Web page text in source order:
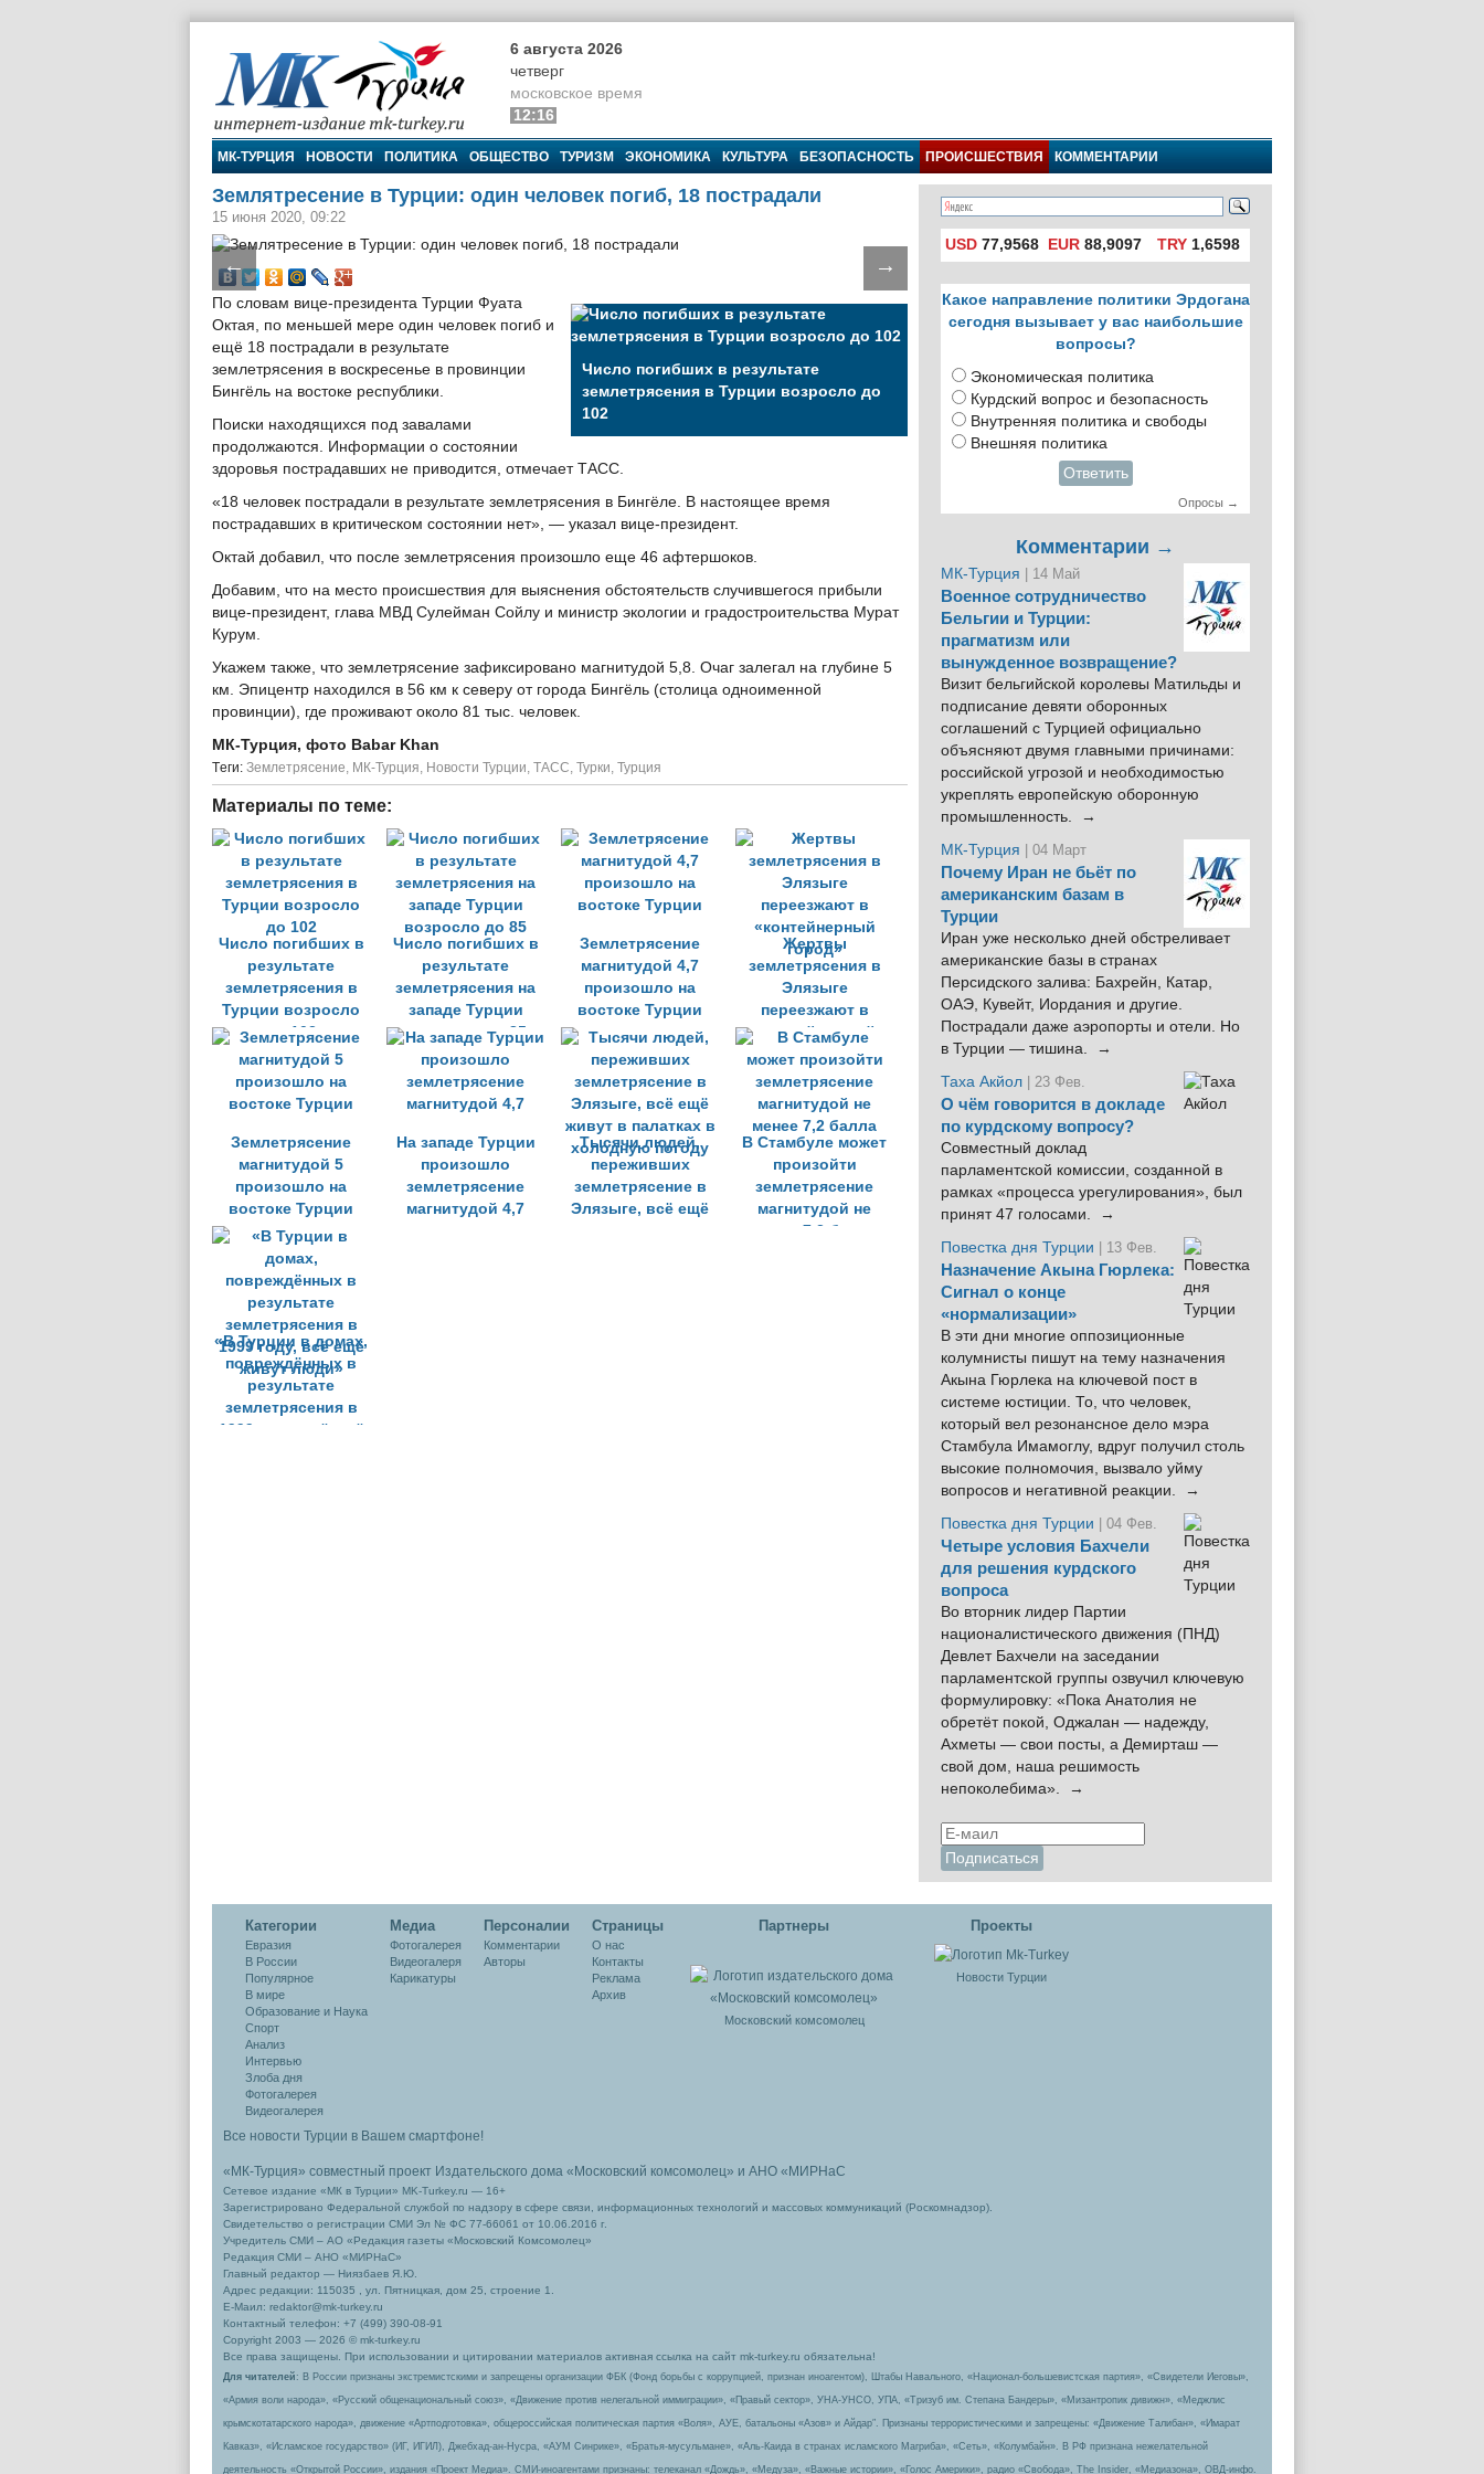
МК-Турция
6 августа 2026
четверг
московское время
12:16
МК-ТУРЦИЯ НОВОСТИ ПОЛИТИКА ОБЩЕСТВО ТУРИЗМ ЭКОНОМИКА КУЛЬТУРА БЕЗОПАСНОСТЬ ПРОИСШЕСТВИЯ КОММЕНТАРИИ
Землятресение в Турции: один человек погиб, 18 пострадали
15 июня 2020, 09:22
← →
Число погибших в результате
землетрясения в Турции возросло до
102
По словам вице-президента Турции Фуата
Октая, по меньшей мере один человек погиб и
ещё 18 пострадали в результате
землетрясения в воскресенье в провинции
Бингёль на востоке республики.
Поиски находящихся под завалами
продолжаются. Информации о состоянии
здоровья пострадавших не приводится, отмечает ТАСС.
«18 человек пострадали в результате землетрясения в Бингёле. В настоящее время
пострадавших в критическом состоянии нет», — указал вице-президент.
Октай добавил, что после землетрясения произошло еще 46 афтершоков.
Добавим, что на место происшествия для выяснения обстоятельств случившегося прибыли
вице-президент, глава МВД Сулейман Сойлу и министр экологии и градостроительства Мурат
Курум.
Укажем также, что землетрясение зафиксировано магнитудой 5,8. Очаг залегал на глубине 5
км. Эпицентр находился в 56 км к северу от города Бингёль (столица одноименной
провинции), где проживают около 81 тыс. человек.
МК-Турция, фото Babar Khan
Tеги: Землетрясение, МК-Турция, Новости Турции, ТАСС, Турки, Турция
Материалы по теме:
Число погибших в
результате
землетрясения в
Турции возросло
до 102
Число погибших в
результате
землетрясения на
западе Турции
возросло до 85
Землетрясение
магнитудой 4,7
произошло на
востоке Турции
Жертвы
землетрясения в
Элязыге
переезжают в
«контейнерный
город»
Землетрясение
магнитудой 5
произошло на
востоке Турции
На западе Турции
произошло
землетрясение
магнитудой 4,7
Тысячи людей,
переживших
землетрясение в
Элязыге, всё ещё
В Стамбуле может
произойти
землетрясение
магнитудой не
менее 7,2 балла
«В Турции в домах,
повреждённых в
результате
землетрясения в
1999 году, всё ещё
USD 77,9568 EUR 88,9097 TRY1,6598
Какое направление политики Эрдогана
сегодня вызывает у вас наибольшие
вопросы?
Экономическая политика
Курдский вопрос и безопасность
Внутренняя политика и свободы
Внешняя политика
Ответить
Опросы →
Комментарии →
МК-Турция | 14 Май
Военное сотрудничество
Бельгии и Турции:
прагматизм или
вынужденное возвращение?
Визит бельгийской королевы Матильды и
подписание девяти оборонных
соглашений с Турцией официально
объясняют двумя главными причинами:
российской угрозой и необходимостью
укреплять европейскую оборонную
промышленность. →
МК-Турция
| 04 Март
Почему Иран не бьёт по
американским базам в
Турции
Иран уже несколько дней обстреливает
американские базы в странах
Персидского залива: Бахрейн, Катар,
ОАЭ, Кувейт, Иордания и другие.
Пострадали даже аэропорты и отели. Но
в Турции — тишина. →
Таха Акйол | 23 Фев.
О чём говорится в докладе
по курдскому вопросу?
Совместный доклад
парламентской комиссии, созданной в
рамках «процесса урегулирования», был
принят 47 голосами. →
Повестка дня Турции
| 13 Фев.
Назначение Акына Гюрлека:
Сигнал о конце
«нормализации»
В эти дни многие оппозиционные
колумнисты пишут на тему назначения
Акына Гюрлека на ключевой пост в
системе юстиции. То, что человек,
который вел резонансное дело мэра
Стамбула Имамоглу, вдруг получил столь
высокие полномочия, вызвало уйму
вопросов и негативной реакции. →
Повестка дня Турции
| 04 Фев.
Четыре условия Бахчели
для решения курдского
вопроса
Во вторник лидер Партии
националистического движения (ПНД)
Девлет Бахчели на заседании
парламентской группы озвучил ключевую
формулировку: «Пока Анатолия не
обретёт покой, Оджалан — надежду,
Ахметы — свои посты, а Демирташ —
свой дом, наша решимость
непоколебима». →
Категории
Евразия
В России
Популярное
В мире
Образование и Наука
Спорт
Анализ
Интервью
Злоба дня
Фотогалерея
Видеогалерея
Медиа
Фотогалерея
Видеогалеря
Карикатуры
Персоналии
Комментарии
Авторы
Cтраницы
О нас
Контакты
Реклама
Архив
Партнеры
Московский комсомолец
Проекты
Новости Турции
Все новости Турции в Вашем смартфоне!
«МК-Турция» совместный проект Издательского дома «Московский комсомолец» и АНО «МИРНаС
Сетевое издание «МК в Турции» MK-Turkey.ru — 16+
Зарегистрировано Федеральной службой по надзору в сфере связи, информационных технологий и массовых коммуникаций (Роскомнадзор).
Свидетельство о регистрации СМИ Эл № ФС 77-66061 от 10.06.2016 г.
Учредитель СМИ – АО «Редакция газеты «Московский Комсомолец»
Редакция СМИ – АНО «МИРНаС»
Главный редактор — Ниязбаев Я.Ю.
Адрес редакции: 115035 , ул. Пятницкая, дом 25, строение 1.
Е-Маил: redaktor@mk-turkey.ru
Контактный телефон: +7 (499) 390-08-91
Copyright 2003 — 2026 © mk-turkey.ru
Все права защищены. При использовании и цитировании материалов активная ссылка на сайт mk-turkey.ru обязательна!
Для читателей : В России признаны экстремистскими и запрещены организации ФБК (Фонд борьбы с коррупцией, признан иноагентом), Штабы Навального, «Национал-большевистская партия», «Свидетели Иеговы»,
«Армия воли народа», «Русский общенациональный союз», «Движение против нелегальной иммиграции», «Правый сектор», УНА-УНСО, УПА, «Тризуб им. Степана Бандеры», «Мизантропик дивижн», «Меджлис
крымскотатарского народа», движение «Артподготовка», общероссийская политическая партия «Воля», АУЕ, батальоны «Азов» и Айдар″. Признаны террористическими и запрещены: «Движение Талибан», «Имарат
Кавказ», «Исламское государство» (ИГ, ИГИЛ), Джебхад-ан-Нусра, «АУМ Синрике», «Братья-мусульмане», «Аль-Каида в странах исламского Магриба», «Сеть», «Колумбайн». В РФ признана нежелательной
деятельность «Открытой России», издания «Проект Медиа». СМИ-иноагентами признаны: телеканал «Дождь», «Медуза», «Важные истории», «Голос Америки», радио «Свобода», The Insider, «Медиазона», ОВД-инфо.